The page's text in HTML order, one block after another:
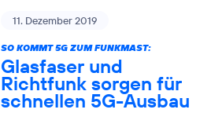
11. Dezember 2019
SO KOMMT 5G ZUM FUNKMAST:
Glasfaser und
Richtfunk sorgen für
schnellen 5G-Ausbau